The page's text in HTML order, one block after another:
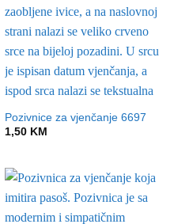
Pozivnice za vjenčanje 6697
1,50 KM